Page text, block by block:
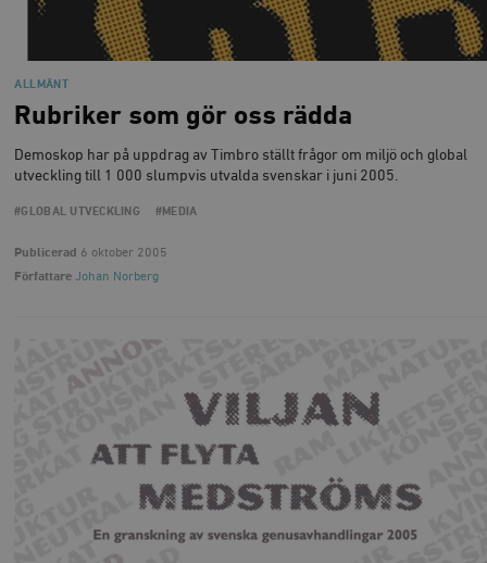
ALLMÄNT
Rubriker som gör oss rädda
Demoskop har på uppdrag av Timbro ställt frågor om miljö och global
utveckling till 1 000 slumpvis utvalda svenskar i juni 2005.
#GLOBAL UTVECKLING #MEDIA
Publicerad 6 oktober 2005
Författare Johan Norberg